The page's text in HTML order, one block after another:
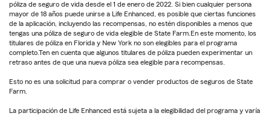
póliza de seguro de vida desde el 1 de enero de 2022. Si bien cualquier persona
mayor de 18 años puede unirse a Life Enhanced, es posible que ciertas funciones
de la aplicación, incluyendo las recompensas, no estén disponibles a menos que
tengas una póliza de seguro de vida elegible de State Farm.En este momento, los
titulares de póliza en Florida y New York no son elegibles para el programa
completo.Ten en cuenta que algunos titulares de póliza pueden experimentar un
retraso antes de que una nueva póliza sea elegible para recompensas.
Esto no es una solicitud para comprar o vender productos de seguros de State
Farm.
La participación de Life Enhanced está sujeta a la elegibilidad del programa y varía